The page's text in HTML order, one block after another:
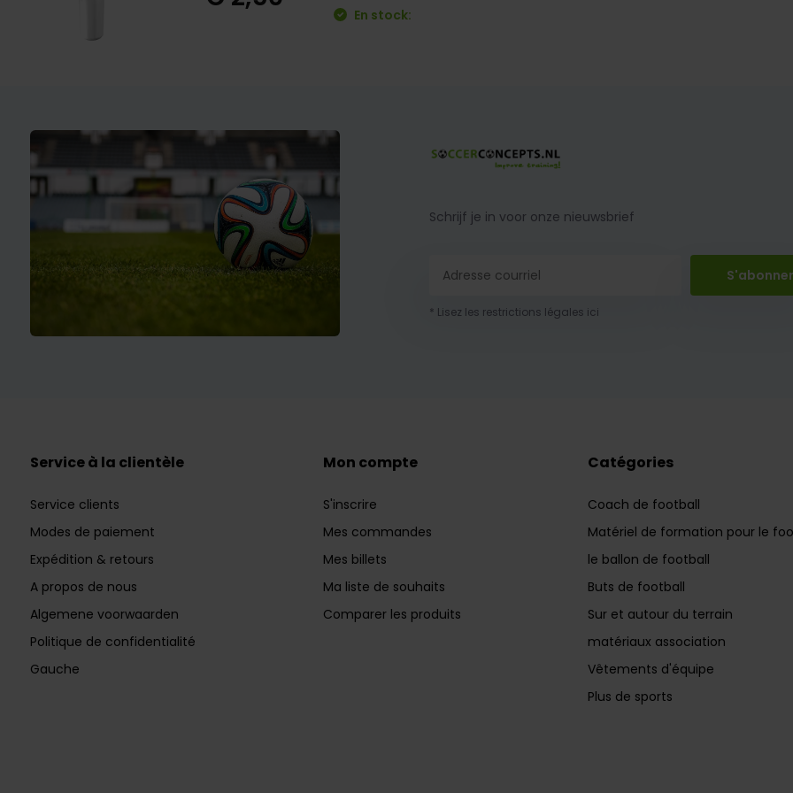
En stock:
Schrijf je in voor onze nieuwsbrief
* Lisez les restrictions légales ici
Service à la clientèle
Service clients
Modes de paiement
Expédition & retours
A propos de nous
Algemene voorwaarden
Politique de confidentialité
Gauche
Mon compte
S'inscrire
Mes commandes
Mes billets
Ma liste de souhaits
Comparer les produits
Catégories
Coach de football
Matériel de formation pour le
le ballon de football
Buts de football
Sur et autour du terrain
matériaux association
Vêtements d'équipe
Plus de sports